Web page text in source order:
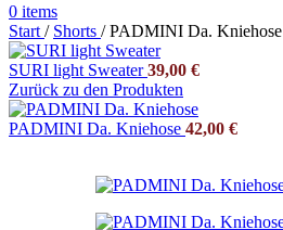
0 items
Start / Shorts / PADMINI Da. Kniehose
SURI light Sweater39,00 €
Zurück zu den Produkten
PADMINI Da. Kniehose 42,00 €